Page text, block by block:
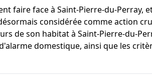
faire face à Saint-Pierre-du-
considérée comme action
de son habitat à Saint-Pierre-du-
domestique, ainsi que les